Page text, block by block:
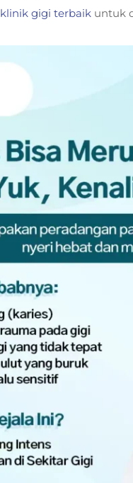
klinik gigi terbaik untuk